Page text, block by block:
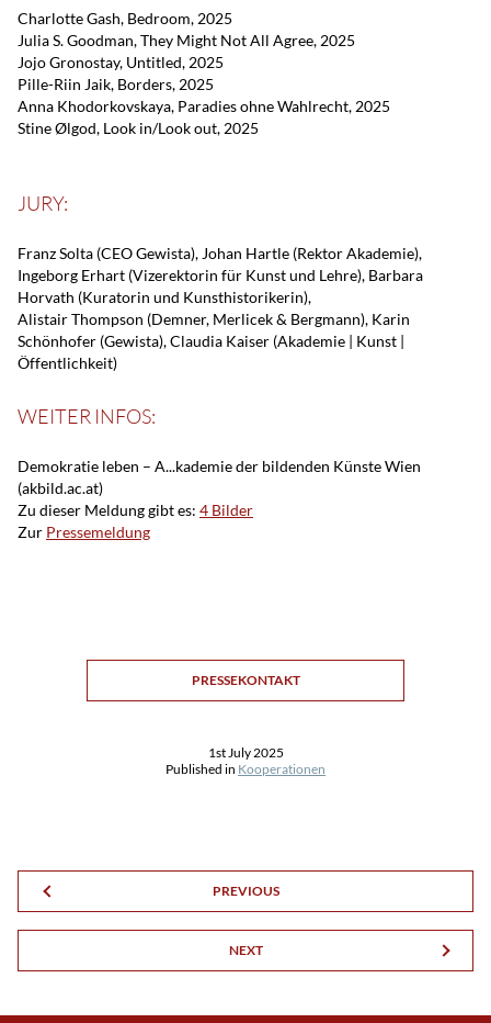
Charlotte Gash, Bedroom, 2025
Julia S. Goodman, They Might Not All Agree, 2025
Jojo Gronostay, Untitled, 2025
Pille-Riin Jaik, Borders, 2025
Anna Khodorkovskaya, Paradies ohne Wahlrecht, 2025
Stine Ølgod, Look in/Look out, 2025
JURY:
Franz Solta (CEO Gewista), Johan Hartle (Rektor Akademie),
Ingeborg Erhart (Vizerektorin für Kunst und Lehre), Barbara
Horvath (Kuratorin und Kunsthistorikerin),
Alistair Thompson (Demner, Merlicek & Bergmann), Karin
Schönhofer (Gewista), Claudia Kaiser (Akademie | Kunst |
Öffentlichkeit)
WEITER INFOS:
Demokratie leben – A...kademie der bildenden Künste Wien
(akbild.ac.at)
Zu dieser Meldung gibt es: 4 Bilder
Zur Pressemeldung
PRESSEKONTAKT
1st July 2025
Published in Kooperationen
PREVIOUS
NEXT